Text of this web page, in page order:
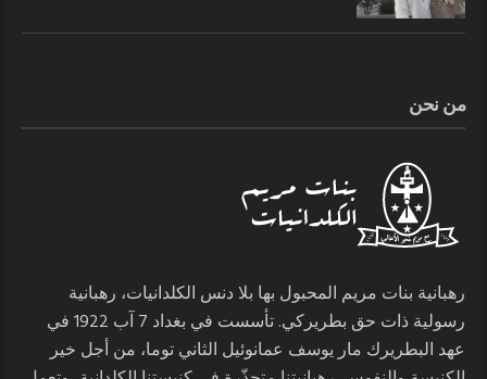
من نحن
رهبانية بنات مريم المحبول بها بلا دنس الكلدانيات، رهبانية
رسولية ذات حق بطريركي. تأسست في بغداد 7 آب 1922 في
عهد البطريرك مار يوسف عمانوئيل الثاني توما، من أجل خير